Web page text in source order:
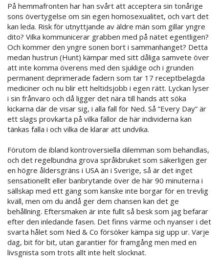
På hemmafronten har han svårt att acceptera sin tonårige
sons övertygelse om sin egen homosexualitet, och vart det
kan leda. Risk för utnyttjande av äldre män som gillar yngre
dito? Vilka kommunicerar grabben med på nätet egentligen?
Och kommer den yngre sonen bort i sammanhanget? Detta
medan hustrun (Hunt) kämpar med sitt dåliga samvete över
att inte komma överens med den sjuklige och i grunden
permanent deprimerade fadern som tar 17 receptbelagda
mediciner och nu blir ett heltidsjobb i egen rätt. Lyckan lyser
i sin frånvaro och då ligger det nära till hands att söka
kickarna där de visar sig, i alla fall för Ned. Så ”Every Day” är
ett slags provkarta på vilka fällor de här individerna kan
tänkas falla i och vilka de klarar att undvika.
Förutom de ibland kontroversiella dilemman som behandlas,
och det regelbundna grova språkbruket som säkerligen ger
en högre åldersgräns i USA än i Sverige, så är det inget
sensationellt eller banbrytande över de här 90 minuterna i
sällskap med ett gäng som kanske inte borgar för en trevlig
kväll, men om du ändå ger dem chansen kan det ge
behållning. Eftersmaken är inte fullt så besk som jag befarar
efter den inledande fasen. Det finns värme och nyanser i det
svarta hålet som Ned & Co försöker kämpa sig upp ur. Varje
dag, bit för bit, utan garantier för framgång men med en
livsgnista som trots allt inte helt slocknat.